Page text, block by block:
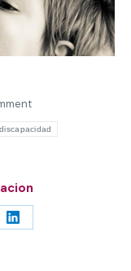
discapacidad
Share